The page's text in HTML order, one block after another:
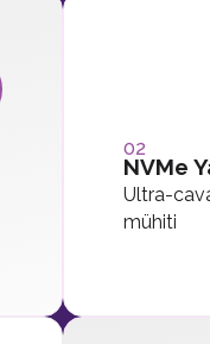
02
NVMe
Ultra-
mühiti